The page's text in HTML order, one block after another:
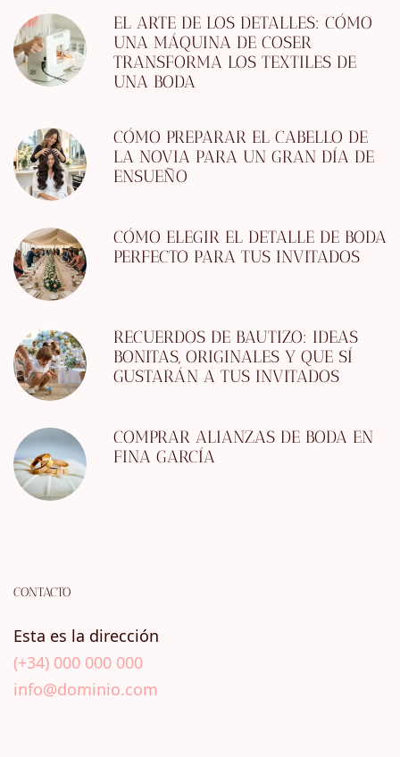
EL ARTE DE LOS DETALLES: CÓMO
UNA MÁQUINA DE COSER
TRANSFORMA LOS TEXTILES DE
UNA BODA
CÓMO PREPARAR EL CABELLO DE
LA NOVIA PARA UN GRAN DÍA DE
ENSUEÑO
CÓMO ELEGIR EL DETALLE DE BODA
PERFECTO PARA TUS INVITADOS
RECUERDOS DE BAUTIZO: IDEAS
BONITAS, ORIGINALES Y QUE SÍ
GUSTARÁN A TUS INVITADOS
COMPRAR ALIANZAS DE BODA EN
FINA GARCÍA
CONTACTO
Esta es la dirección
(+34) 000 000 000
info@dominio.com